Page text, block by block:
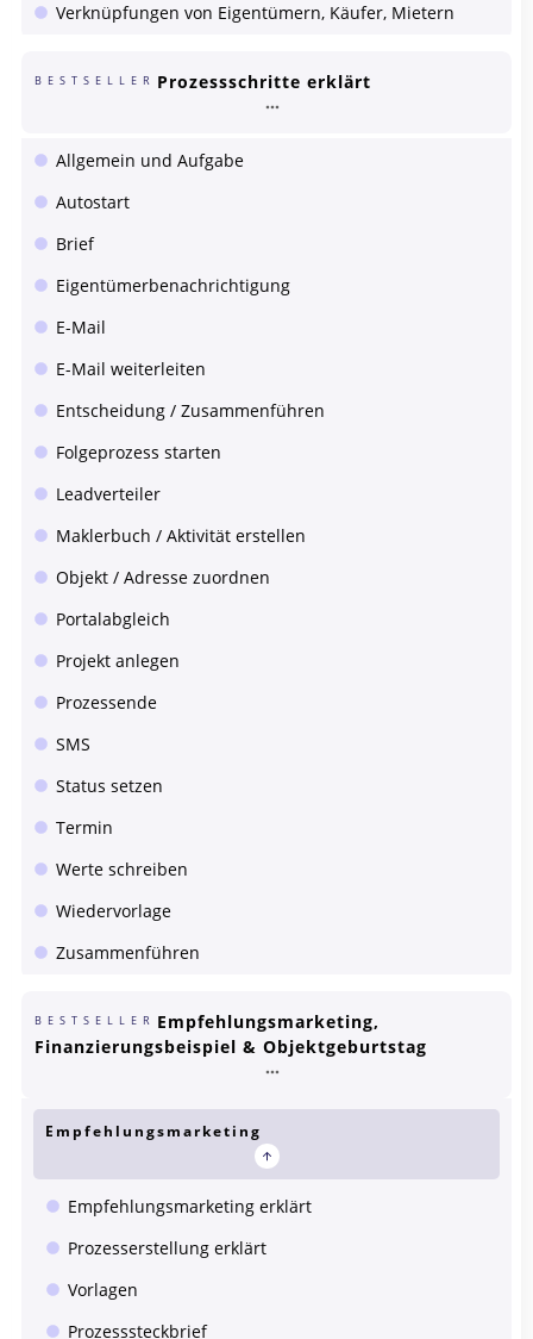
Verknüpfungen von Eigentümern, Käufer, Mietern
BESTSELLER Prozessschritte erklärt
Allgemein und Aufgabe
Autostart
Brief
Eigentümerbenachrichtigung
E-Mail
E-Mail weiterleiten
Entscheidung / Zusammenführen
Folgeprozess starten
Leadverteiler
Maklerbuch / Aktivität erstellen
Objekt / Adresse zuordnen
Portalabgleich
Projekt anlegen
Prozessende
SMS
Status setzen
Termin
Werte schreiben
Wiedervorlage
Zusammenführen
BESTSELLER Empfehlungsmarketing,
Finanzierungsbeispiel & Objektgeburtstag
Empfehlungsmarketing
Empfehlungsmarketing erklärt
Prozesserstellung erklärt
Vorlagen
Prozesssteckbrief